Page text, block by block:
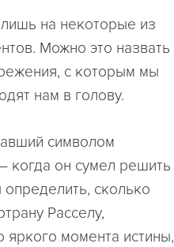
на некоторые из
Можно это назвать
с которым мы
нам в голову.
символом
когда он сумел решить
сколько
Расселу,
яркого момента истины,